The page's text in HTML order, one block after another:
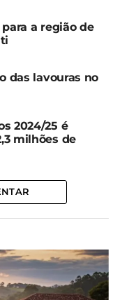
a região de
das lavouras no
2024/25 é
milhões de